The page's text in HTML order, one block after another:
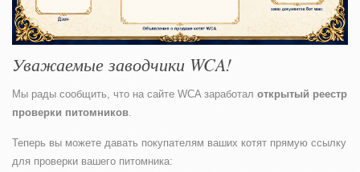
Уважаемые заводчики WCA!
Мы рады сообщить, что на сайте WCA заработал открытый реестр
проверки питомников
Теперь вы можете давать покупателям ваших котят прямую ссылку
для проверки вашего питомника: